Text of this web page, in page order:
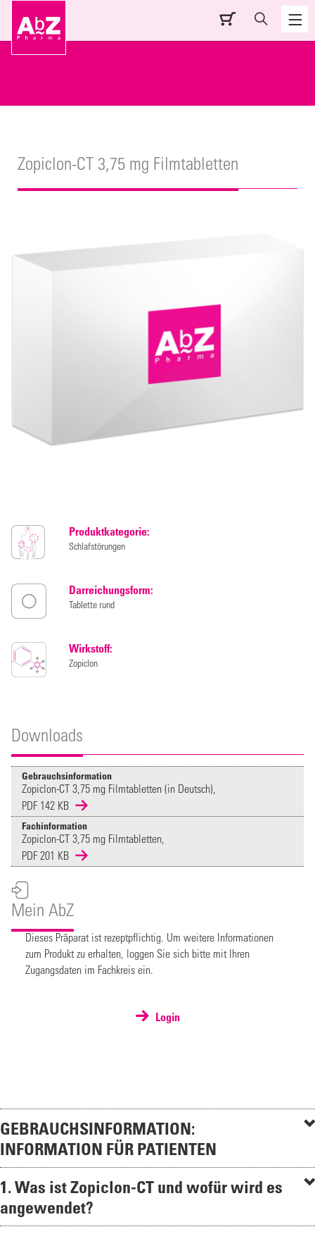
Zopiclon-CT 3,75 mg Filmtabletten
Produktkategorie:
Schlafstörungen
Darreichungsform:
Tablette rund
Wirkstoff:
Zopiclon
Downloads
Gebrauchsinformation
Zopiclon-CT 3,75 mg Filmtabletten (in Deutsch),
PDF 142 KB
Fachinformation
Zopiclon-CT 3,75 mg Filmtabletten,
PDF 201 KB
Mein AbZ
Dieses Präparat ist rezeptpflichtig. Um weitere Informationen
zum Produkt zu erhalten, loggen Sie sich bitte mit Ihren
Zugangsdaten im Fachkreis ein.
Login
GEBRAUCHSINFORMATION:
INFORMATION FÜR PATIENTEN
1. Was ist Zopiclon-CT und wofür wird es
angewendet?